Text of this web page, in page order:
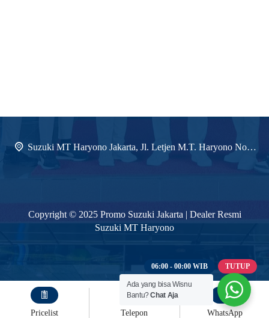
06:00 - 00:00 WIB TUTUP
Suzuki MT Haryono Jakarta, Jl. Letjen M.T. Haryono No.Kav. 8, RW.6, Kp. Melayu, Kecamatan Jatinegara, Jakarta Timur.
Telepon WhatsApp
Pricelist
Copyright © 2025 Promo Suzuki Jakarta | Dealer Resmi
Suzuki MT Haryono
Ada yang bisa Wisnu
Bantu?Chat Aja